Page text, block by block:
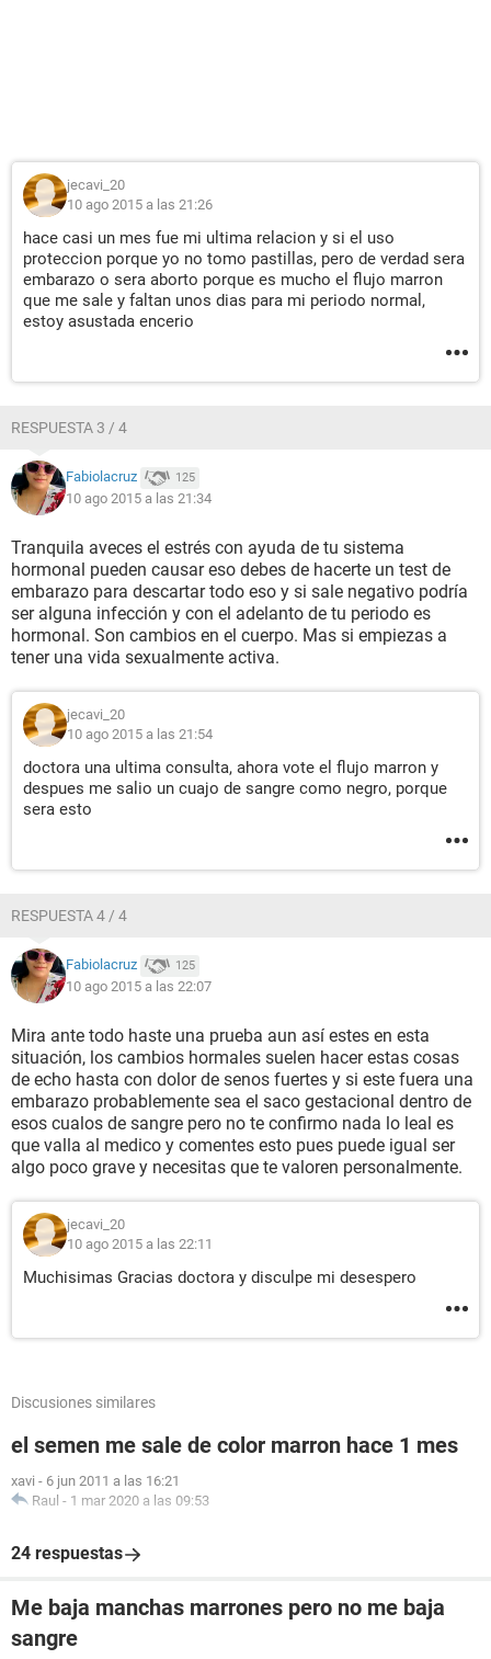
jecavi_20
10 ago 2015 a las 21:26
hace casi un mes fue mi ultima relacion y si el uso
proteccion porque yo no tomo pastillas, pero de verdad sera
embarazo o sera aborto porque es mucho el flujo marron
que me sale y faltan unos dias para mi periodo normal,
estoy asustada encerio
RESPUESTA 3 / 4
Fabiolacruz 125
10 ago 2015 a las 21:34
Tranquila aveces el estrés con ayuda de tu sistema
hormonal pueden causar eso debes de hacerte un test de
embarazo para descartar todo eso y si sale negativo podría
ser alguna infección y con el adelanto de tu periodo es
hormonal. Son cambios en el cuerpo. Mas si empiezas a
tener una vida sexualmente activa.
jecavi_20
10 ago 2015 a las 21:54
doctora una ultima consulta, ahora vote el flujo marron y
despues me salio un cuajo de sangre como negro, porque
sera esto
RESPUESTA 4 / 4
Fabiolacruz 125
10 ago 2015 a las 22:07
Mira ante todo haste una prueba aun así estes en esta
situación, los cambios hormales suelen hacer estas cosas
de echo hasta con dolor de senos fuertes y si este fuera una
embarazo probablemente sea el saco gestacional dentro de
esos cualos de sangre pero no te confirmo nada lo leal es
que valla al medico y comentes esto pues puede igual ser
algo poco grave y necesitas que te valoren personalmente.
jecavi_20
10 ago 2015 a las 22:11
Muchisimas Gracias doctora y disculpe mi desespero
Discusiones similares
el semen me sale de color marron hace 1 mes
xavi - 6 jun 2011 a las 16:21
Raul - 1 mar 2020 a las 09:53
24 respuestas
Me baja manchas marrones pero no me baja
sangre